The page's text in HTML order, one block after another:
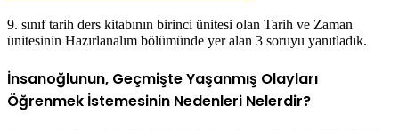
9. sınıf tarih ders kitabının birinci ünitesi olan Tarih ve Zaman
ünitesinin Hazırlanalım bölümünde yer alan 3 soruyu yanıtladık.
İnsanoğlunun, Geçmişte Yaşanmış Olayları
Öğrenmek İstemesinin Nedenleri Nelerdir?